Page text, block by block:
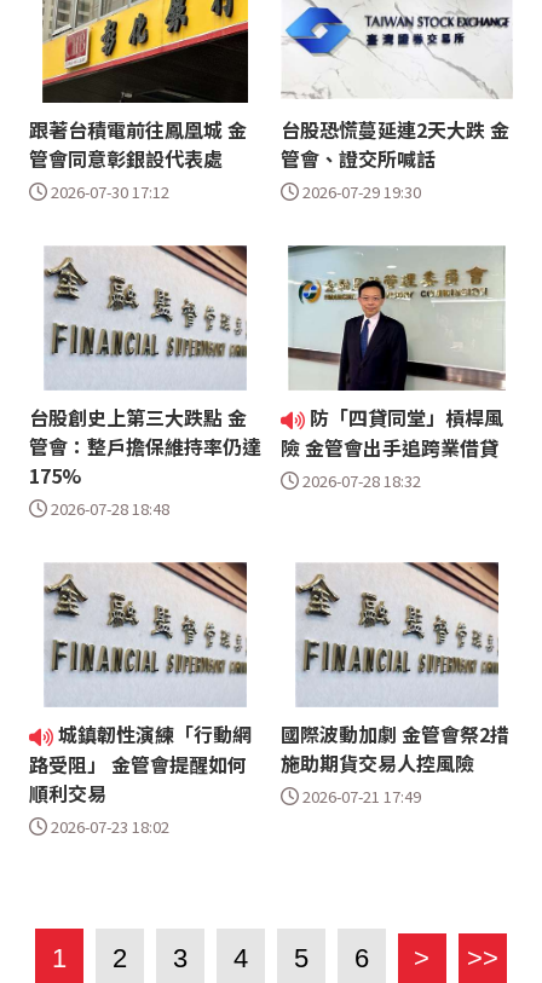
跟著台積電前往鳳凰城 金
管會同意彰銀設代表處
2026-07-30 17:12
台股恐慌蔓延連2天大跌 金
管會、證交所喊話
2026-07-29 19:30
台股創史上第三大跌點 金
管會：整戶擔保維持率仍達
175%
2026-07-28 18:48
防「四貸同堂」槓桿風
險 金管會出手追跨業借貸
2026-07-28 18:32
城鎮韌性演練「行動網
路受阻」 金管會提醒如何
順利交易
2026-07-23 18:02
國際波動加劇 金管會祭2措
施助期貨交易人控風險
2026-07-21 17:49
1 2 3 4 5 6 > >>